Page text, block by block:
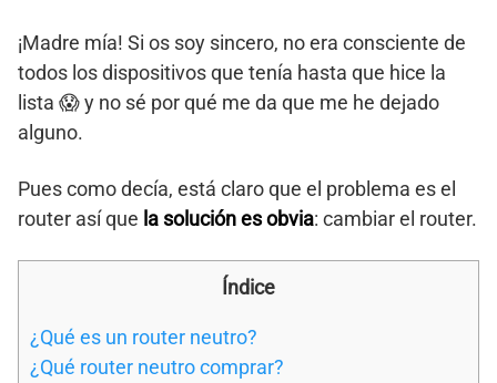
¡Madre mía! Si os soy sincero, no era consciente de
todos los dispositivos que tenía hasta que hice la
lista 😱 y no sé por qué me da que me he dejado
alguno.
Pues como decía, está claro que el problema es el
router así que la solución es obvia: cambiar el router.
Índice
¿Qué es un router neutro?
¿Qué router neutro comprar?